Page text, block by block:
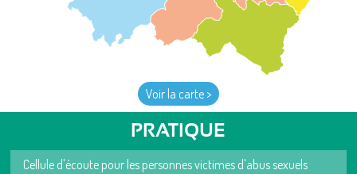
Voir la carte >
PRATIQUE
Cellule d'écoute pour les personnes victimes d'abus sexuels